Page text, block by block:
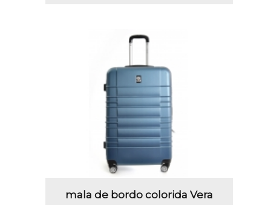
mala de bordo colorida Vera